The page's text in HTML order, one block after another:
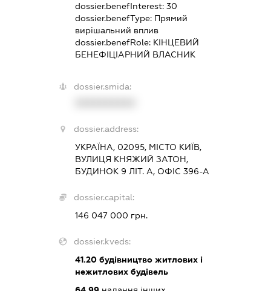
dossier.benefInterest: 30
dossier.benefType: Прямий
вирішальний вплив
dossier.benefRole: КІНЦЕВИЙ
БЕНЕФІЦІАРНИЙ ВЛАСНИК
dossier.smida:
dossier.address:
УКРАЇНА, 02095, МІСТО КИЇВ,
ВУЛИЦЯ КНЯЖИЙ ЗАТОН,
БУДИНОК 9 ЛІТ. А, ОФІС 396-А
dossier.capital:
146 047 000 грн.
dossier.kveds:
41.20будівництво житлових і
нежитлових будівель